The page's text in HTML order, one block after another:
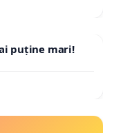
puține mari!